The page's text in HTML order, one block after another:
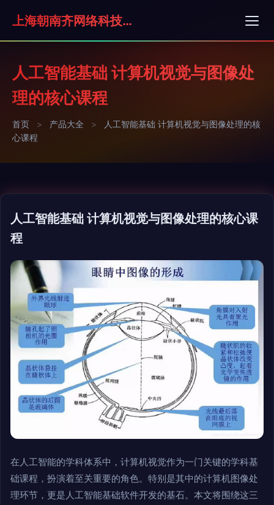
上海朝南齐网络科技有限公司
人工智能基础 计算机视觉与图像处
理的核心课程
首页 > 产品大全 >
人工智能基础 计算机视觉与图像处理的核
心课程
人工智能基础 计算机视觉与图像处理的核心课
程
在人工智能的学科体系中，计算机视觉作为一门关键的学科基
础课程，扮演着至关重要的角色。特别是其中的计算机图像处
理环节，更是人工智能基础软件开发的基石。本文将围绕这三